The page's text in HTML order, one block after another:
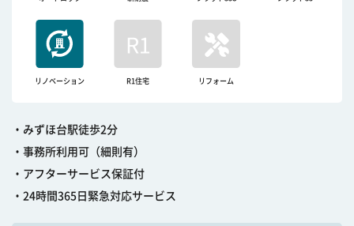
リノベーション R1住宅 リフォーム
・みずほ台駅徒歩2分
・事務所利用可（細則有）
・アフターサービス保証付
・24時間365日緊急対応サービス